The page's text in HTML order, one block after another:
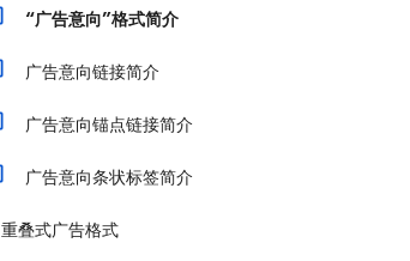
“广告意向”格式简介
广告意向链接简介
广告意向锚点链接简介
广告意向条状标签简介
重叠式广告格式